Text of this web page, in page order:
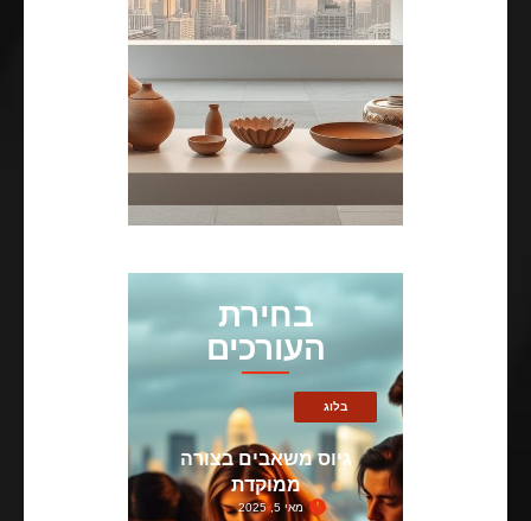
בחירת
העורכים
בלוג
גיוס משאבים בצורה
ממוקדת
מאי 5, 2025